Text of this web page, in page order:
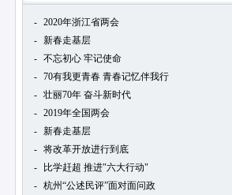
- 2020年浙江省两会
- 新春走基层
- 不忘初心 牢记使命
- 70有我更青春 青春记忆伴我行
- 壮丽70年 奋斗新时代
- 2019年全国两会
- 新春走基层
- 将改革开放进行到底
-
比学赶超 推进"六大行动"
- 杭州“公述民评”面对面问政